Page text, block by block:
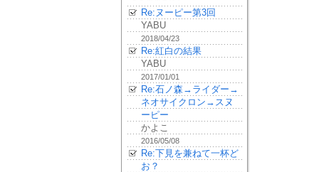
Re:ヌーピー第3回
YABU
2018/04/23
Re:紅白の結果
YABU
2017/01/01
Re:石ノ森→ライダー→
ネオサイクロン→スヌ
ーピー
かよこ
2016/05/08
Re:下見を兼ねて一杯ど
お？